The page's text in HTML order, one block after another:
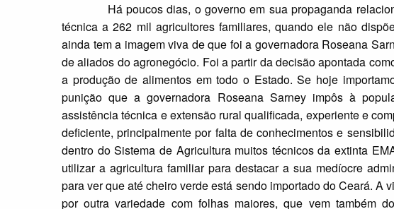
Há poucos dias, o governo em sua propaganda
técnica a 262 mil agricultores familiares, quando ele não
ainda tem a imagem viva de que foi a governadora Roseana
de aliados do agronegócio. Foi a partir da decisão apontada
a produção de alimentos em todo o Estado. Se hoje
punição que a governadora Roseana Sarney impôs à
assistência técnica e extensão rural qualificada, experiente e
deficiente, principalmente por falta de conhecimentos e
dentro do Sistema de Agricultura muitos técnicos da extinta
utilizar a agricultura familiar para destacar a sua medíocre
para ver que até cheiro verde está sendo importado do Ceará. A
por outra variedade com folhas maiores, que vem também